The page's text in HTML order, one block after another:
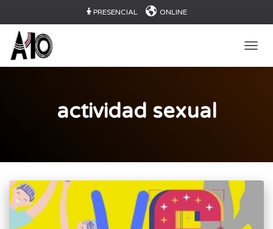
PRESENCIAL ONLINE
actividad sexual